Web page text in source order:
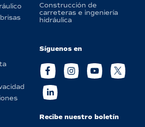
Construcción de
carreteras e ingeniería
hidráulica
Síguenos en
Recibe nuestro boletín